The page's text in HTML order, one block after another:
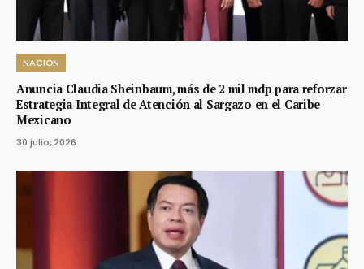
NACIÓN
Anuncia Claudia Sheinbaum, más de 2 mil mdp para reforzar
Estrategia Integral de Atención al Sargazo en el Caribe
Mexicano
30 julio, 2026